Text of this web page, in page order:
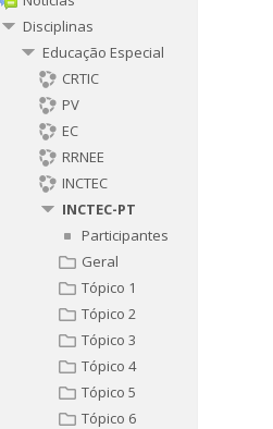
Disciplinas
Educação Especial
CRTIC
PV
EC
RRNEE
INCTEC
INCTEC-PT
Participantes
Geral
Tópico 1
Tópico 2
Tópico 3
Tópico 4
Tópico 5
Tópico 6